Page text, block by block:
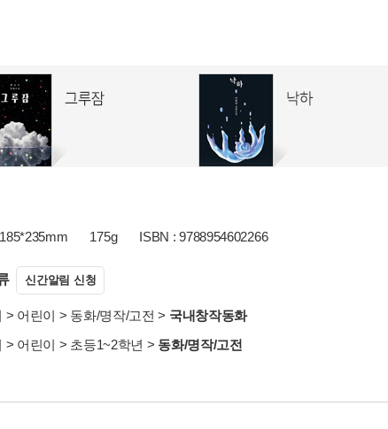
185*235mm 175g ISBN : 9788954602266
신간알림 신청
> 어린이 > 동화/명작/고전 > 국내창작동화
> 어린이 > 초등1~2학년 > 동화/명작/고전